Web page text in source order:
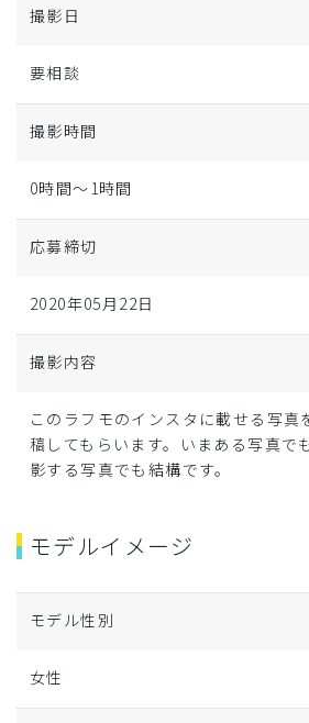
撮影日
要相談
撮影時間
0時間～1時間
応募締切
2020年05月22日
撮影内容
このラフモのインスタに載せる写真
稿してもらいます。いまある写真で
影する写真でも結構です。
モデルイメージ
モデル性別
女性